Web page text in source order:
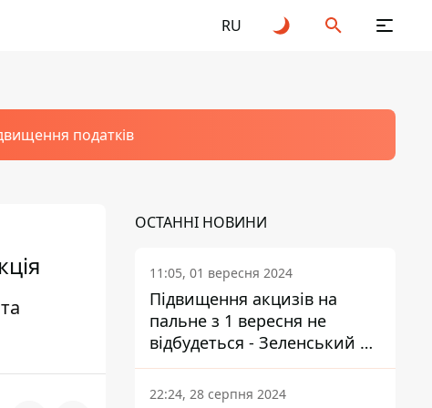
RU
податків
ОСТАННІ НОВИНИ
11:05, 01 вересня 2024
Підвищення акцизів на
пальне з 1 вересня не
відбудеться - Зеленський не
підписав закон
22:24, 28 серпня 2024